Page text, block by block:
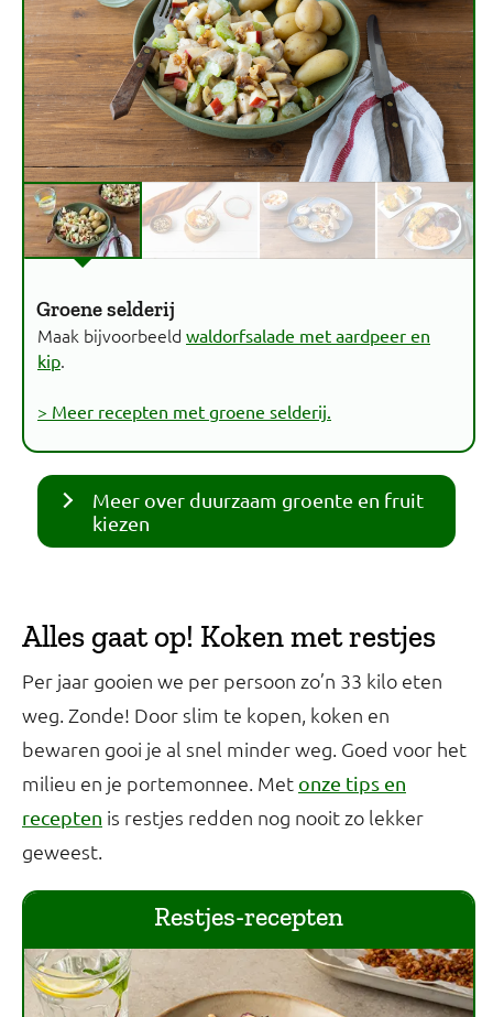
Groene selderij
Maak bijvoorbeeld waldorfsalade met aardpeer en
kip.
> Meer recepten met groene selderij.
Meer over duurzaam groente en fruit
kiezen
Alles gaat op! Koken met restjes
Per jaar gooien we per persoon zo’n 33 kilo eten
weg. Zonde! Door slim te kopen, koken en
bewaren gooi je al snel minder weg. Goed voor het
milieu en je portemonnee. Met onze tips en
recepten is restjes redden nog nooit zo lekker
geweest.
Restjes-recepten